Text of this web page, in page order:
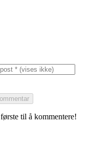
til å kommentere!